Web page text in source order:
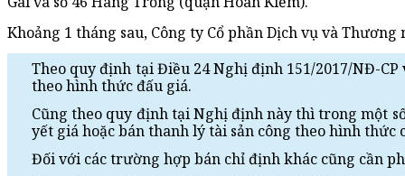
Khoảng 1 tháng sau, Công ty Cổ phần Dịch vụ và
Theo quy định tại Điều 24 Nghị định 151/2017/NĐ-
theo hình thức đấu giá.
Cũng theo quy định tại Nghị định này thì trong một
yết giá hoặc bán thanh lý tài sản công theo hình thức
Đối với các trường hợp bán chỉ định khác cũng cần